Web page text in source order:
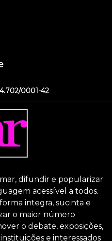
0001-42
difundir e popularizar
acessível a todos.
integra, sucinta e
o maior número
o debate, exposições,
e interessados